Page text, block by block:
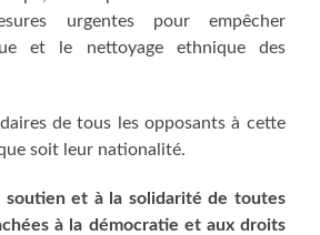
urgentes pour empêcher
et le nettoyage ethnique des
de tous les opposants à cette
soit leur nationalité.
soutien et à la solidarité de toutes
à la démocratie et aux droits